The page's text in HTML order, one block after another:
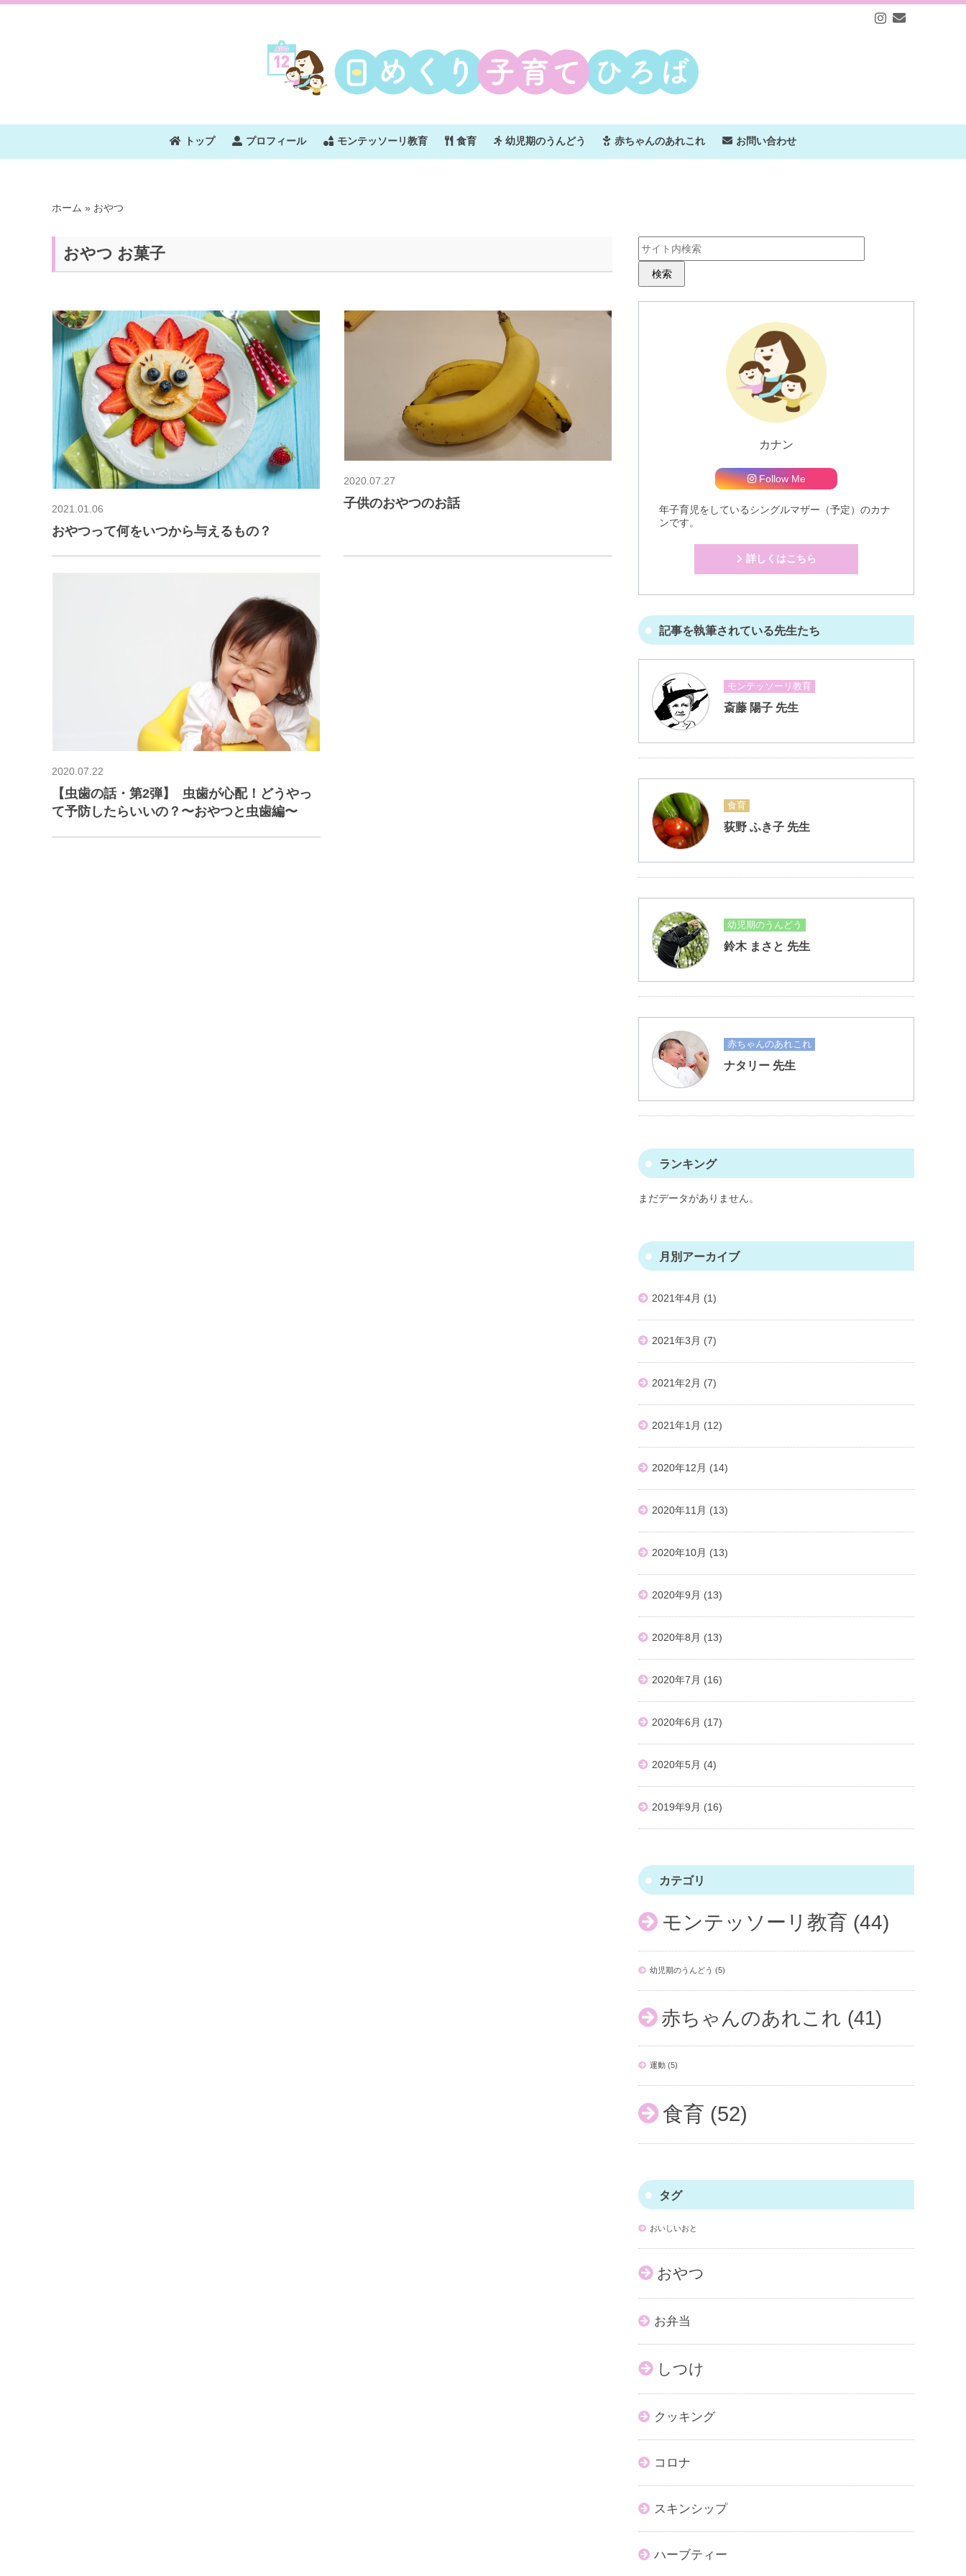
トップ プロフィール モンテッソーリ教育 食育 幼児期のうんどう 赤ちゃんのあれこれ お問い合わせ
ホーム » おやつ
おやつ お菓子
2021.01.06
おやつって何をいつから与えるもの？
2020.07.27
子供のおやつのお話
2020.07.22
【虫歯の話・第2弾】 虫歯が心配！どうやっ
て予防したらいいの？〜おやつと虫歯編〜
検索
カナン
Follow Me
年子育児をしているシングルマザー（予定）のカナ
ンです。
詳しくはこちら
記事を執筆されている先生たち
モンテッソーリ教育
斎藤 陽子 先生
食育
荻野 ふき子 先生
幼児期のうんどう
鈴木 まさと 先生
赤ちゃんのあれこれ
ナタリー 先生
ランキング
まだデータがありません。
月別アーカイブ
2021年4月 (1)
2021年3月 (7)
2021年2月 (7)
2021年1月 (12)
2020年12月 (14)
2020年11月 (13)
2020年10月 (13)
2020年9月 (13)
2020年8月 (13)
2020年7月 (16)
2020年6月 (17)
2020年5月 (4)
2019年9月 (16)
カテゴリ
モンテッソーリ教育 (44)
幼児期のうんどう (5)
赤ちゃんのあれこれ (41)
運動 (5)
食育 (52)
タグ
おいしいおと
おやつ
お弁当
しつけ
クッキング
コロナ
スキンシップ
ハーブティー